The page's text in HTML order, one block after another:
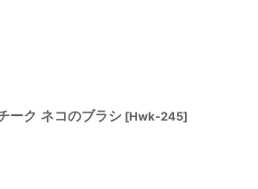
ーク ネコのブラシ [Hwk-245]